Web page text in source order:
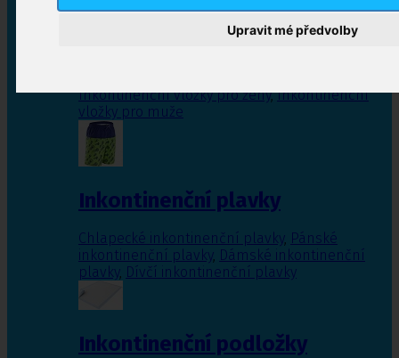
Upravit mé předvolby
Inkontinenční vložky pro ženy,Inkontinenční
vložky pro muže
Inkontinenční plavky
Chlapecké inkontinenční plavky, Pánské
inkontinenční plavky, Dámské inkontinenční
plavky, Dívčí inkontinenční plavky
Inkontinenční podložky